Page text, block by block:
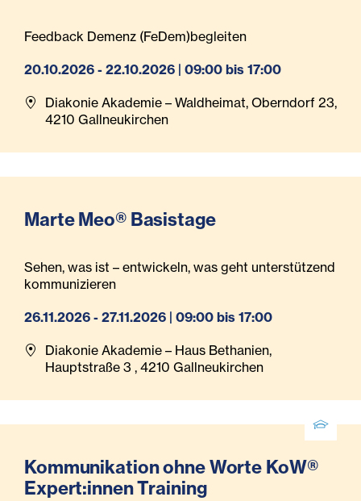
Feedback Demenz (FeDem)begleiten
20.10.2026 - 22.10.2026 | 09:00 bis 17:00
Diakonie Akademie – Waldheimat, Oberndorf 23,
4210 Gallneukirchen
Marte Meo® Basistage
Sehen, was ist – entwickeln, was geht unterstützend
kommunizieren
26.11.2026 - 27.11.2026 | 09:00 bis 17:00
Diakonie Akademie – Haus Bethanien,
Hauptstraße 3 , 4210 Gallneukirchen
Kommunikation ohne Worte KoW®
Expert:innen Training